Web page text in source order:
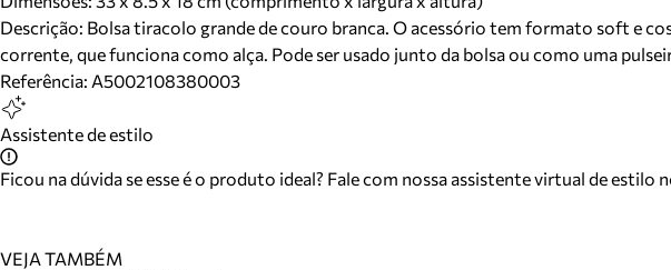
Descrição: Bolsa tiracolo grande de couro branca. O acessório tem formato soft e
corrente, que funciona como alça. Pode ser usado junto da bolsa ou como uma
Referência: A5002108380003
Assistente de estilo
Ficou na dúvida se esse é o produto ideal? Fale com nossa assistente virtual de estilo
VEJA TAMBÉM